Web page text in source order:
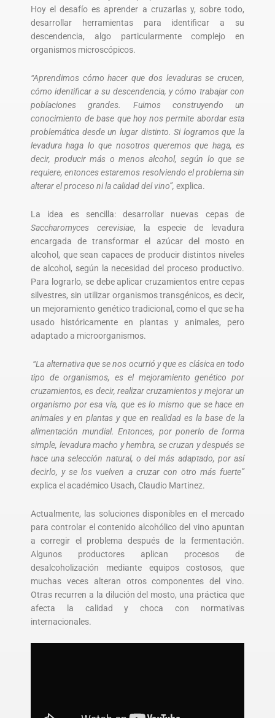
Hoy el desafío es aprender a cruzarlas y, sobre todo,
desarrollar herramientas para identificar a su
descendencia, algo particularmente complejo en
organismos microscópicos.
“Aprendimos cómo hacer que dos levaduras se crucen,
cómo identificar a su descendencia, y cómo trabajar con
poblaciones grandes. Fuimos construyendo un
conocimiento de base que hoy nos permite abordar esta
problemática desde un lugar distinto. Si logramos que la
levadura haga lo que nosotros queremos que haga, es
decir, producir más o menos alcohol, según lo que se
requiere, entonces estaremos resolviendo el problema sin
alterar el proceso ni la calidad del vino”, explica.
La idea es sencilla: desarrollar nuevas cepas de
Saccharomyces cerevisiae, la especie de levadura
encargada de transformar el azúcar del mosto en
alcohol, que sean capaces de producir distintos niveles
de alcohol, según la necesidad del proceso productivo.
Para lograrlo, se debe aplicar cruzamientos entre cepas
silvestres, sin utilizar organismos transgénicos, es decir,
un mejoramiento genético tradicional, como el que se ha
usado históricamente en plantas y animales, pero
adaptado a microorganismos.
“La alternativa que se nos ocurrió y que es clásica en todo
tipo de organismos, es el mejoramiento genético por
cruzamientos, es decir, realizar cruzamientos y mejorar un
organismo por esa vía, que es lo mismo que se hace en
animales y en plantas y que en realidad es la base de la
alimentación mundial. Entonces, por ponerlo de forma
simple, levadura macho y hembra, se cruzan y después se
hace una selección natural, o del más adaptado, por así
decirlo, y se los vuelven a cruzar con otro más fuerte”
explica el académico Usach, Claudio Martinez.
Actualmente, las soluciones disponibles en el mercado
para controlar el contenido alcohólico del vino apuntan
a corregir el problema después de la fermentación.
Algunos productores aplican procesos de
desalcoholización mediante equipos costosos, que
muchas veces alteran otros componentes del vino.
Otras recurren a la dilución del mosto, una práctica que
afecta la calidad y choca con normativas
internacionales.